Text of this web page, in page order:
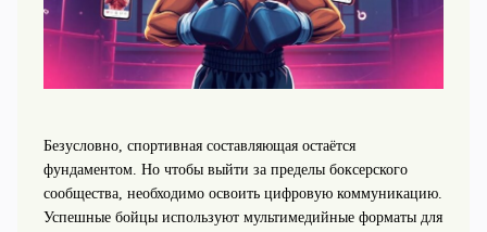
Безусловно, спортивная составляющая остаётся
фундаментом. Но чтобы выйти за пределы боксерского
сообщества, необходимо освоить цифровую коммуникацию.
Успешные бойцы используют мультимедийные форматы для